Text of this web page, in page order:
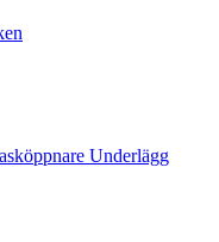
Underlägg